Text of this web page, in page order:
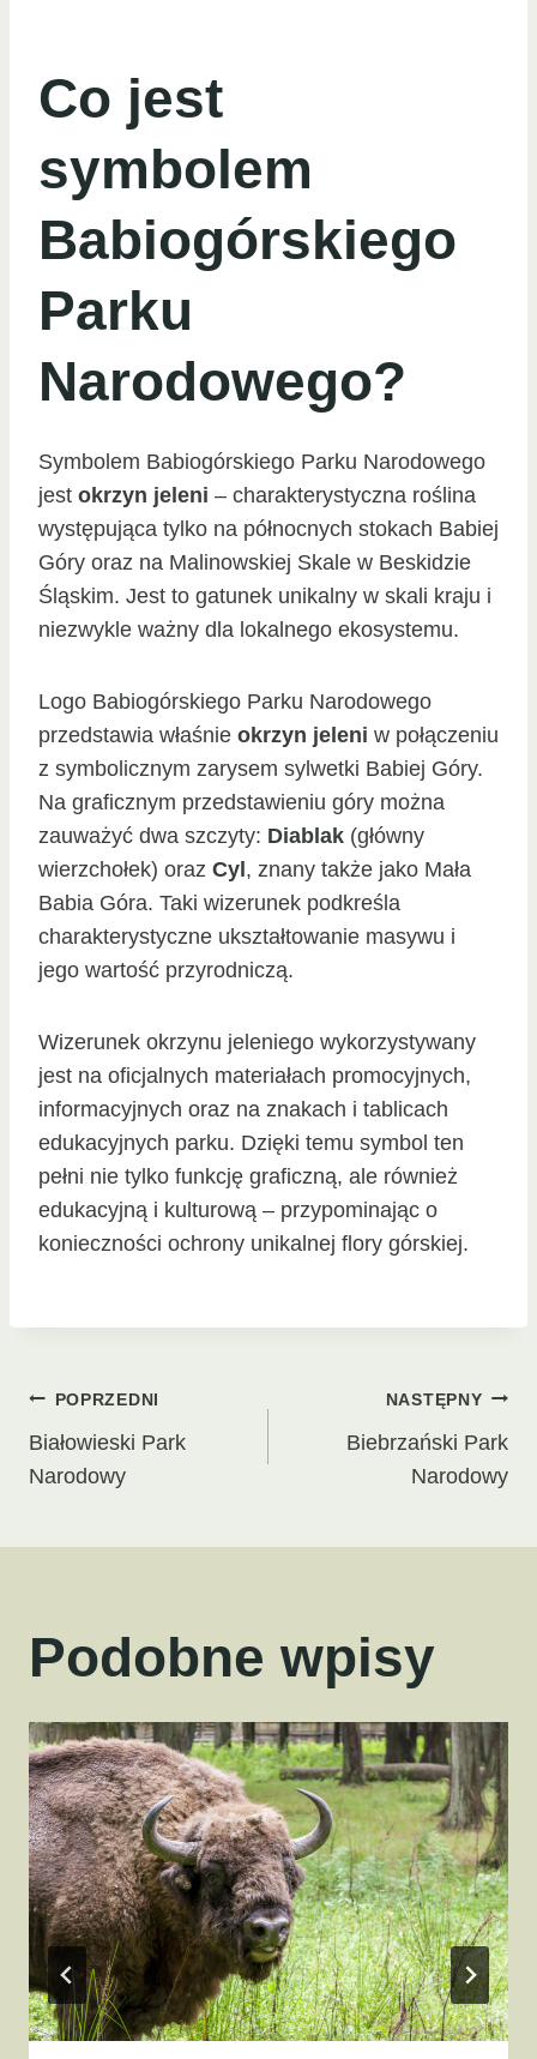
Co jest
symbolem
Babiogórskiego
Parku
Narodowego?
Symbolem Babiogórskiego Parku Narodowego
jest okrzyn jeleni – charakterystyczna roślina
występująca tylko na północnych stokach Babiej
Góry oraz na Malinowskiej Skale w Beskidzie
Śląskim. Jest to gatunek unikalny w skali kraju i
niezwykle ważny dla lokalnego ekosystemu.
Logo Babiogórskiego Parku Narodowego
przedstawia właśnie okrzyn jeleni w połączeniu
z symbolicznym zarysem sylwetki Babiej Góry.
Na graficznym przedstawieniu góry można
zauważyć dwa szczyty: Diablak (główny
wierzchołek) oraz Cyl, znany także jako Mała
Babia Góra. Taki wizerunek podkreśla
charakterystyczne ukształtowanie masywu i
jego wartość przyrodniczą.
Wizerunek okrzynu jeleniego wykorzystywany
jest na oficjalnych materiałach promocyjnych,
informacyjnych oraz na znakach i tablicach
edukacyjnych parku. Dzięki temu symbol ten
pełni nie tylko funkcję graficzną, ale również
edukacyjną i kulturową – przypominając o
konieczności ochrony unikalnej flory górskiej.
Nawigacja
wpisu
POPRZEDNI
Białowieski Park
Narodowy
NASTĘPNY
Biebrzański Park
Narodowy
Podobne wpisy